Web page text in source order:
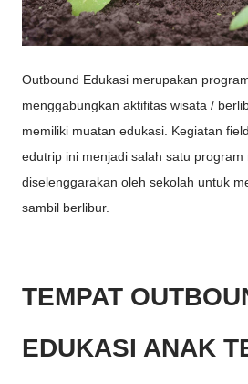
Outbound Edukasi merupakan
menggabungkan aktifitas wisata /
memiliki muatan edukasi. Kegiatan
edutrip ini menjadi salah satu program
diselenggarakan oleh sekolah untuk
sambil berlibur.
TEMPAT
EDUKASI ANAK